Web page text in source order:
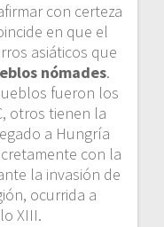
con certeza
en que el
asiáticos que
nómades.
fueron los
otros tienen la
a Hungría
con la
la invasión de
ocurrida a
XIII.